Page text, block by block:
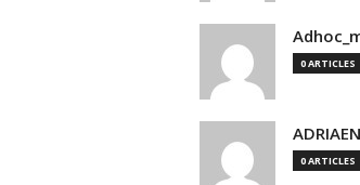
0 ARTICLES
0 ARTICLES